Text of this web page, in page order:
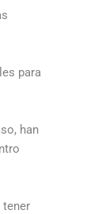
para
han
tener